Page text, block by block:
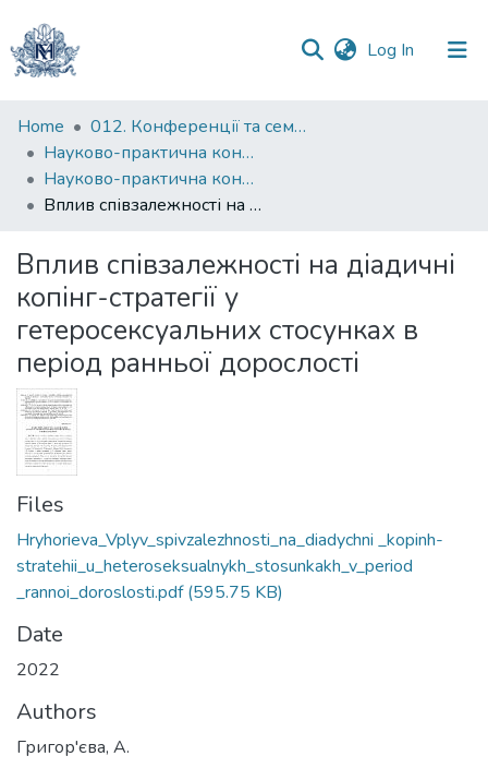
Log In (current)
Communities
&
Collections
Statistics
Home
012. Конференції та семінари НаУКМА
Науково-практична конференція "Особистість у просторі проблем ХХІ століття"
Науково-практична конференція "Особистість у просторі проблем ХХІ століття" (2022)
Вплив співзалежності на діадичні копінг-стратегії у гетеросексуальних стосунках в період ранньої дорослості
Вплив співзалежності на діадичні
копінг-стратегії у
гетеросексуальних стосунках в
період ранньої дорослості
Files
Hryhorieva_Vplyv_spivzalezhnosti_na_diadychni _kopinh-
stratehii_u_heteroseksualnykh_stosunkakh_v_period
_rannoi_doroslosti.pdf(595.75 KB)
Date
2022
Authors
Григор'єва, А.